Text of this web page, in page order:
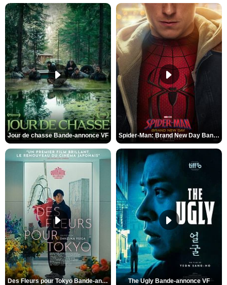
Jour de chasse Bande-annonce VF Spider-Man: Brand New Day Bande-annonce (3) VO STFR
Des Fleurs pour Tokyo Bande-annonce VO STFR The Ugly Bande-annonce VF